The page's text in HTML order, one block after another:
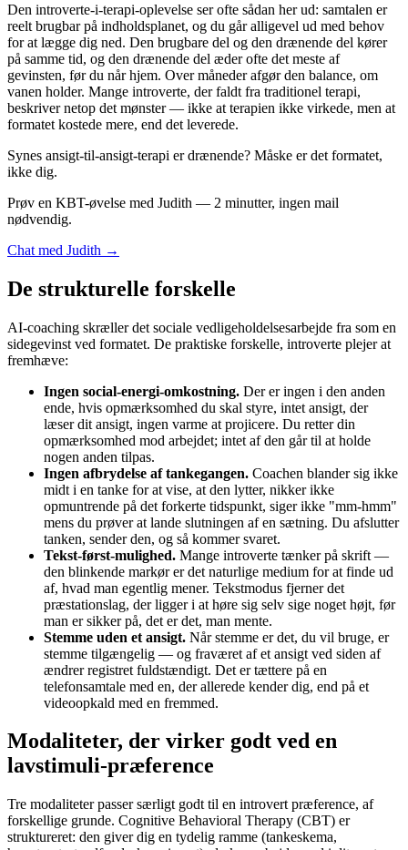
Den introverte-i-terapi-oplevelse ser ofte sådan her ud: samtalen er
reelt brugbar på indholdsplanet, og du går alligevel ud med behov
for at lægge dig ned. Den brugbare del og den drænende del kører
på samme tid, og den drænende del æder ofte det meste af
gevinsten, før du når hjem. Over måneder afgør den balance, om
vanen holder. Mange introverte, der faldt fra traditionel terapi,
beskriver netop det mønster — ikke at terapien ikke virkede, men at
formatet kostede mere, end det leverede.
Synes ansigt-til-ansigt-terapi er drænende? Måske er det formatet,
ikke dig.
Prøv en KBT-øvelse med Judith — 2 minutter, ingen mail
nødvendig.
Chat med Judith →
De strukturelle forskelle
AI-coaching skræller det sociale vedligeholdelsesarbejde fra som en
sidegevinst ved formatet. De praktiske forskelle, introverte plejer at
fremhæve:
Ingen social-energi-omkostning. Der er ingen i den anden
ende, hvis opmærksomhed du skal styre, intet ansigt, der
læser dit ansigt, ingen varme at projicere. Du retter din
opmærksomhed mod arbejdet; intet af den går til at holde
nogen anden tilpas.
Ingen afbrydelse af tankegangen. Coachen blander sig ikke
midt i en tanke for at vise, at den lytter, nikker ikke
opmuntrende på det forkerte tidspunkt, siger ikke "mm-hmm"
mens du prøver at lande slutningen af en sætning. Du afslutter
tanken, sender den, og så kommer svaret.
Tekst-først-mulighed. Mange introverte tænker på skrift —
den blinkende markør er det naturlige medium for at finde ud
af, hvad man egentlig mener. Tekstmodus fjerner det
præstationslag, der ligger i at høre sig selv sige noget højt, før
man er sikker på, det er det, man mente.
Stemme uden et ansigt. Når stemme er det, du vil bruge, er
stemme tilgængelig — og fraværet af et ansigt ved siden af
ændrer registret fuldstændigt. Det er tættere på en
telefonsamtale med en, der allerede kender dig, end på et
videoopkald med en fremmed.
Modaliteter, der virker godt ved en
lavstimuli-præference
Tre modaliteter passer særligt godt til en introvert præference, af
forskellige grunde. Cognitive Behavioral Therapy (CBT) er
struktureret: den giver dig en tydelig ramme (tankeskema,